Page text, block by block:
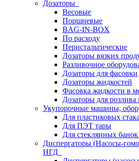
Дозаторы
Весовые
Поршневые
BAG-IN-BOX
По расходу
Перистальтические
Дозаторы вязких
Разливочное
Дозаторы для фасовки
Дозаторы жидкостей
Фасовка жидкости в
Дозаторы для розлива
Укупорочные машины,
Для пластиковых
Для ПЭТ тары
Для стеклянных
Диспергаторы (Насосы-
НГД